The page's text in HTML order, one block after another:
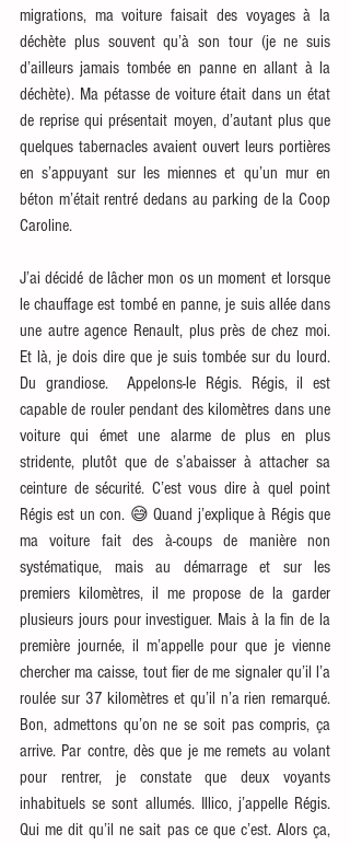
migrations, ma voiture faisait des voyages à la
déchète plus souvent qu’à son tour (je ne suis
d’ailleurs jamais tombée en panne en allant à la
déchète). Ma pétasse de voiture était dans un état
de reprise qui présentait moyen, d’autant plus que
quelques tabernacles avaient ouvert leurs portières
en s’appuyant sur les miennes et qu’un mur en
béton m’était rentré dedans au parking de la Coop
Caroline.
J’ai décidé de lâcher mon os un moment et lorsque
le chauffage est tombé en panne, je suis allée dans
une autre agence Renault, plus près de chez moi.
Et là, je dois dire que je suis tombée sur du lourd.
Du grandiose.  Appelons-le Régis. Régis, il est
capable de rouler pendant des kilomètres dans une
voiture qui émet une alarme de plus en plus
stridente, plutôt que de s’abaisser à attacher sa
ceinture de sécurité. C’est vous dire à quel point
Régis est un con. 😅 Quand j’explique à Régis que
ma voiture fait des à-coups de manière non
systématique, mais au démarrage et sur les
premiers kilomètres, il me propose de la garder
plusieurs jours pour investiguer. Mais à la fin de la
première journée, il m’appelle pour que je vienne
chercher ma caisse, tout fier de me signaler qu’il l’a
roulée sur 37 kilomètres et qu’il n’a rien remarqué.
Bon, admettons qu’on ne se soit pas compris, ça
arrive. Par contre, dès que je me remets au volant
pour rentrer, je constate que deux voyants
inhabituels se sont allumés. Illico, j’appelle Régis.
Qui me dit qu’il ne sait pas ce que c’est. Alors ça,